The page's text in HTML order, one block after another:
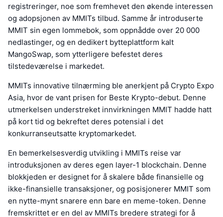
registreringer, noe som fremhevet den økende interessen
og adopsjonen av MMITs tilbud. Samme år introduserte
MMIT sin egen lommebok, som oppnådde over 20 000
nedlastinger, og en dedikert bytteplattform kalt
MangoSwap, som ytterligere befestet deres
tilstedeværelse i markedet.
MMITs innovative tilnærming ble anerkjent på Crypto Expo
Asia, hvor de vant prisen for Beste Krypto-debut. Denne
utmerkelsen understreket innvirkningen MMIT hadde hatt
på kort tid og bekreftet deres potensial i det
konkurranseutsatte kryptomarkedet.
En bemerkelsesverdig utvikling i MMITs reise var
introduksjonen av deres egen layer-1 blockchain. Denne
blokkjeden er designet for å skalere både finansielle og
ikke-finansielle transaksjoner, og posisjonerer MMIT som
en nytte-mynt snarere enn bare en meme-token. Denne
fremskrittet er en del av MMITs bredere strategi for å